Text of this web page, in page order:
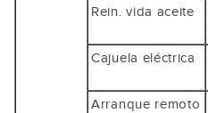
Rein. vida aceite
Cajuela eléctrica
Arranque remoto